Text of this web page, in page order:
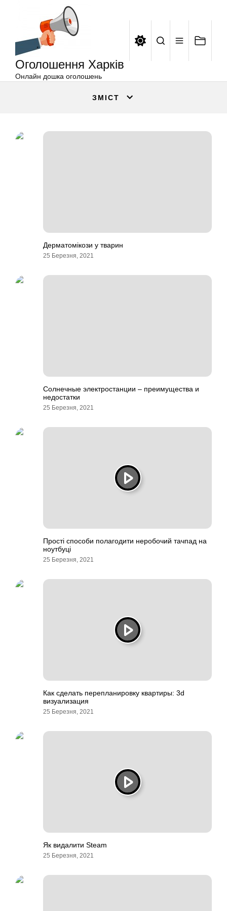
Оголошення Харків
Онлайн дошка оголошень
ЗМІСТ
Дерматомікози у тварин
25 Березня, 2021
Солнечные электростанции – преимущества и
недостатки
25 Березня, 2021
Прості способи полагодити неробочий тачпад на
ноутбуці
25 Березня, 2021
Как сделать перепланировку квартиры: 3d
визуализация
25 Березня, 2021
Як видалити Steam
25 Березня, 2021